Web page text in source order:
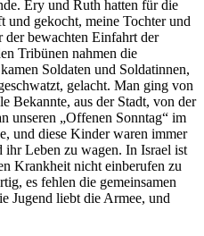
Ery und Ruth hatten für die
und gekocht, meine Tochter und
bewachten Einfahrt der
Tribünen nahmen die
Soldaten und Soldatinnen,
gelacht. Man ging von
Bekannte, aus der Stadt, von der
unseren
Offenen Sonntag
im
und diese Kinder waren immer
Leben zu wagen. In Israel ist
Krankheit nicht einberufen zu
es fehlen die gemeinsamen
Jugend liebt die Armee, und